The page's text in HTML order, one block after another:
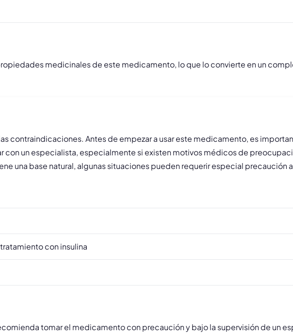
medicinales de este medicamento, lo que lo convierte en un
contraindicaciones. Antes de empezar a usar este medicamento, es
un especialista, especialmente si existen motivos médicos de
una base natural, algunas situaciones pueden requerir especial precaución
con insulina
tomar el medicamento con precaución y bajo la supervisión de un